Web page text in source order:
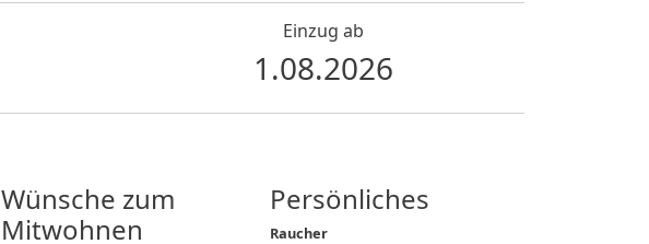
Einzug ab
1.08.2026
Wünsche zum
Mitwohnen
Persönliches
Raucher